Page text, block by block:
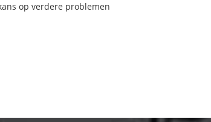
op verdere problemen